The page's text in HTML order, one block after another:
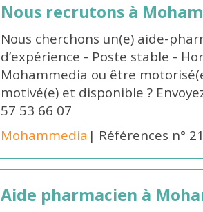
Nous recrutons à
Nous cherchons un(e) aide-
d’expérience - Poste stable -
Mohammedia ou être
motivé(e) et disponible ?
57 53 66 07
Mohammedia | Références n°
Aide pharmacien à